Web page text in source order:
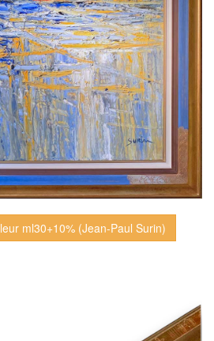
ml30+10% (Jean-Paul Surin)